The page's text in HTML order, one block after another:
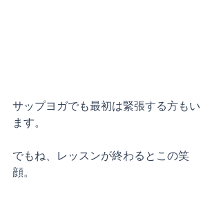
サップヨガでも最初は緊張する方もい
ます。
でもね、レッスンが終わるとこの笑
顔。